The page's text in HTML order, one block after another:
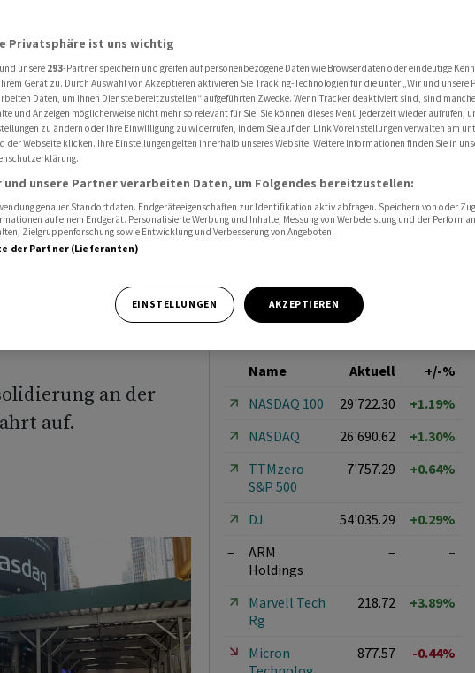
Aktien und Wall Street im Fokus
Märkte
-
-
-
an der
auf.
Name Aktuell
+/-%
NASDAQ 100
29'722.30
+1.19%
NASDAQ
26'690.62
+1.30%
TTMzero
S&P 500
7'757.29 +0.64%
DJ 54'035.29
+0.29%
–
ARM
Holdings
– –
Marvell Tech
Rg
218.72 +3.89%
Micron
877.57 -0.44%
Privatsphäre ist uns wichtig
unsere 293-Partner speichern und greifen auf personenbezogene Daten wie Browserdaten oder eindeutige
Gerät zu. Durch Auswahl von Akzeptieren aktivieren Sie Tracking-Technologien für die unter „Wir und unsere
Daten, um Ihnen Dienste bereitzustellen“ aufgeführten Zwecke. Wenn Tracker deaktiviert sind, sind manche
und Anzeigen möglicherweise nicht mehr so relevant für Sie. Sie können dieses Menü jederzeit wieder aufrufen,
zu ändern oder Ihre Einwilligung zu widerrufen, indem Sie auf den Link Voreinstellungen verwalten am
der Webseite klicken. Ihre Einstellungen gelten innerhalb unseres Website. Weitere Informationen finden Sie in
und unsere Partner verarbeiten Daten, um Folgendes bereitzustellen:
genauer Standortdaten. Endgeräteeigenschaften zur Identifikation aktiv abfragen. Speichern von oder
auf einem Endgerät. Personalisierte Werbung und Inhalte, Messung von Werbeleistung und der
Zielgruppenforschung sowie Entwicklung und Verbesserung von Angeboten.
der Partner (Lieferanten)
EINSTELLUNGEN AKZEPTIEREN